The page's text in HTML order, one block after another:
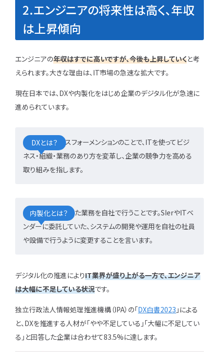
2.エンジニアの将来性は高く、年収
は上昇傾向
エンジニアの年収はすでに高いですが、今後も上昇していくと考
えられます。大きな理由は、IT市場の急速な拡大です。
現在日本では、DXや内製化をはじめ企業のデジタル化が急速に
進められています。
DXとは？
デジタルトランスフォーメンションのことで、ITを使ってビジ
ネス・組織・業務のあり方を変革し、企業の競争力を高める
取り組みを指します。
内製化とは？
外部に委託していた業務を自社で行うことです。SIerやITベ
ンダーに委託していた、システムの開発や運用を自社の社員
や設備で行うように変更することを言います。
デジタル化の推進によりIT業界が盛り上がる一方で、エンジニア
は大幅に不足している状況です。
独立行政法人情報処理推進機構（IPA）の「DX白書2023 」による
と、DXを推進する人材が「やや不足している」「大幅に不足してい
る」と回答した企業は合わせて83.5%に達します。